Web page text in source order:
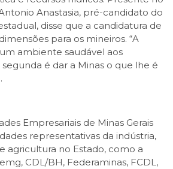
Anastasia, pré-candidato do
disse que a candidatura de
para os mineiros. “A
ambiente saudável aos
é dar a Minas o que lhe é
Empresariais de Minas Gerais
representativas da indústria,
agricultura no Estado, como a
CDL/BH, Federaminas, FCDL,